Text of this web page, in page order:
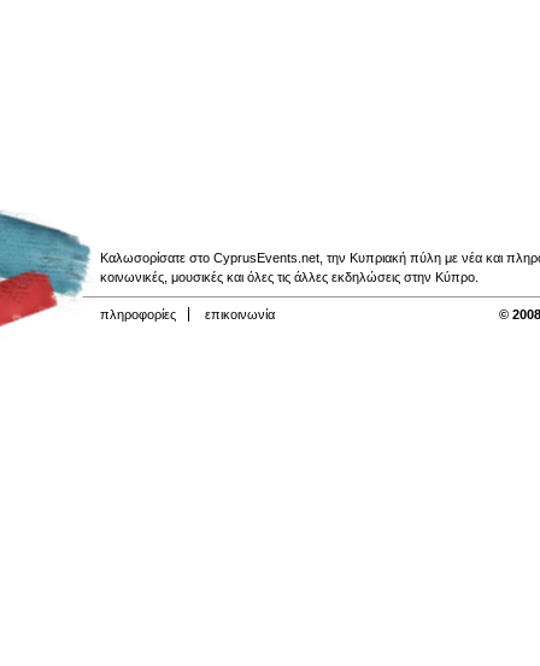
Καλωσορίσατε στο CyprusEvents.net, την Κυπριακή πύλη με νέα και
κοινωνικές, μουσικές και όλες τις άλλες εκδηλώσεις στην Κύπρο.
πληροφορίες επικοινωνία ©